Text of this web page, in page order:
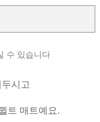
수 있습니다
시고
트 매트예요.